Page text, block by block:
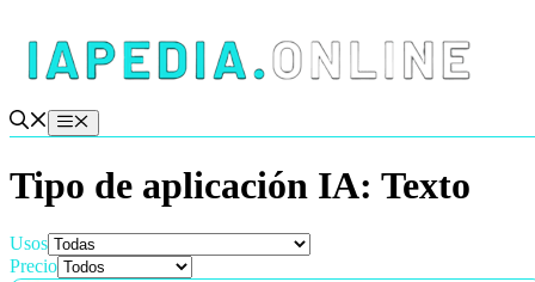
contenido
Menú
Tipo de aplicación IA: Texto
Usos
Precio